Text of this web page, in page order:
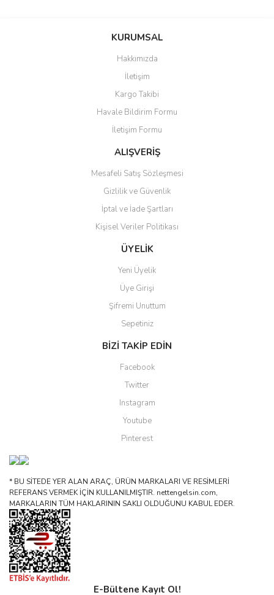
Bu ürüne ilk yorumu siz yapın!
Yorum Yaz
Ürün resmi kalitesiz, bozuk veya görüntülenemiyor.
Ürün açıklamasında eksik bilgiler bulunuyor.
Ürün bilgilerinde hatalar bulunuyor.
Ürün fiyatı diğer sitelerden daha pahalı.
Bu ürüne benzer farklı alternatifler olmalı.
Gönder
KURUMSAL
Hakkımızda
İletişim
Kargo Takibi
Havale Bildirim Formu
İletişim Formu
ALIŞVERİŞ
Mesafeli Satış Sözleşmesi
Gizlilik ve Güvenlik
İptal ve İade Şartları
Kişisel Veriler Politikası
ÜYELİK
Yeni Üyelik
Üye Girişi
Şifremi Unuttum
Sepetiniz
BİZİ TAKİP EDİN
Facebook
Twitter
Instagram
Youtube
Pinterest
* BU SİTEDE YER ALAN ARAÇ, ÜRÜN MARKALARI VE RESİMLERİ
REFERANS VERMEK İÇİN KULLANILMIŞTIR. nettengelsin.com,
MARKALARIN TÜM HAKLARININ SAKLI OLDUĞUNU KABUL EDER.
E-Bültene Kayıt Ol!